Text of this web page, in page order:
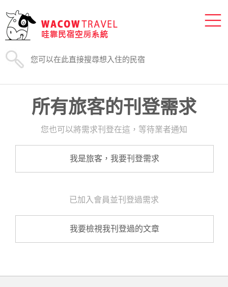
所有旅客的刊登需求
您也可以將需求刊登在這，等待業者通知
我是旅客，我要刊登需求
已加入會員並刊登過需求
我要檢視我刊登過的文章